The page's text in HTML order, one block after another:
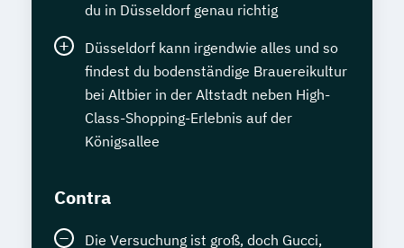
du in Düsseldorf genau richtig
Düsseldorf kann irgendwie alles und so
findest du bodenständige Brauereikultur
bei Altbier in der Altstadt neben High-
Class-Shopping-Erlebnis auf der
Königsallee
Contra
Die Versuchung ist groß, doch Gucci,